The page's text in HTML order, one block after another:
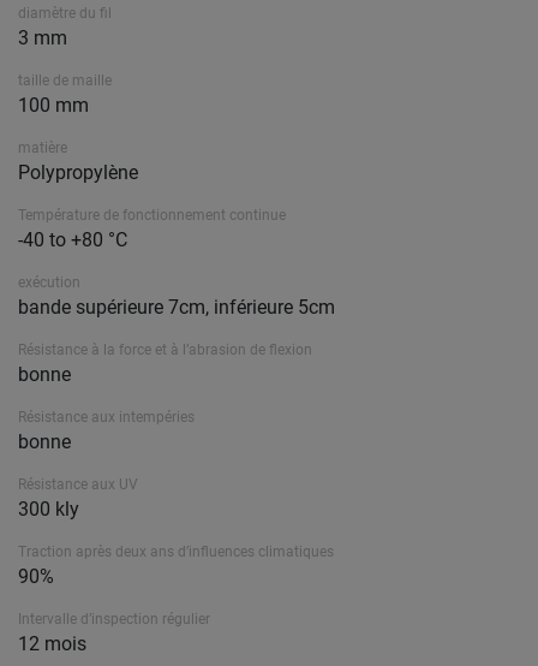
diamètre du fil
3 mm
taille de maille
100 mm
matière
Polypropylène
Température de fonctionnement continue
-40 to +80 °C
exécution
bande supérieure 7cm, inférieure 5cm
Résistance à la force et à l’abrasion de flexion
bonne
Résistance aux intempéries
bonne
Résistance aux UV
300 kly
Traction après deux ans d’influences climatiques
90%
Intervalle d’inspection régulier
12 mois